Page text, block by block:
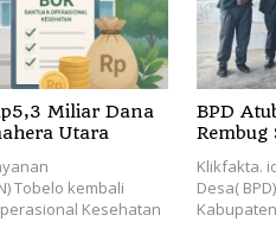
Miliar Dana
Utara
Tobelo kembali
Kesehatan
BPD
Klikfakta.
Desa(